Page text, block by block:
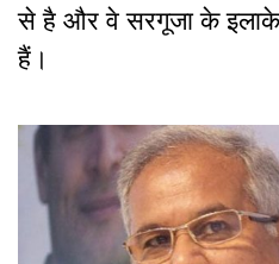
से है और वे सरगूजा के
हैं।